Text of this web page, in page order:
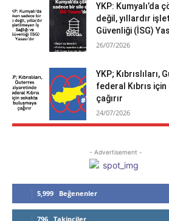
YKP: Kumyalı’da
değil, yıllardır
Güvenliği (İSG)
26/07/2026
YKP;
federal Kıbrıs
çağırır
24/07/2026
- Advertisement -
5,999 Beğenenler
796 Takipçiler